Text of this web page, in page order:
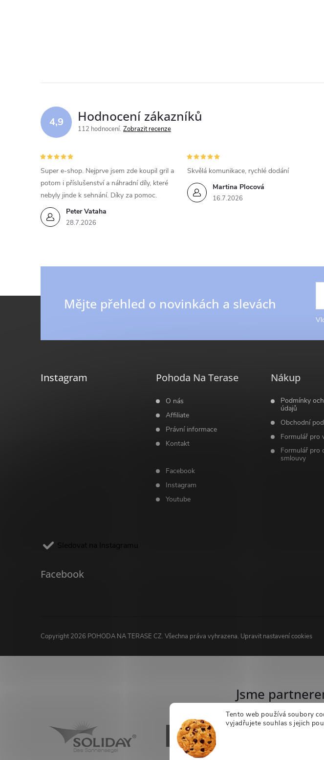
Tento web používá soubory
vyjadřujete souhlas s jejich
d
a
c
í
p
r
v
y
i
u
4,9 Hodnocení zákazníků
112 hodnocení Zobrazit recenze
Peter Vataha
28.7.2026
Super e-shop. Nejprve jsem zde koupil gril a
potom i příslušenství a náhradní díly, které
nebyly jinde k sehnání. Díky za pomoc.
Martina Plocová
16.7.2026
Skvělá komunikace, rychlé dodání
Mějte přehled o novinkách a slevách
Instagram
Sledovat na Instagramu
Pohoda Na Terase
O nás
Affiliate
Právní informace
Kontakt
Facebook
Instagram
Youtube
Nákup
Podmínky
údajů
Obchodní
Formulář pro
Formulář pro
smlouvy
Facebook
Copyright 2026 POHODA NA TERASE CZ. Všechna práva vyhrazena. Upravit nastavení cookies
Jsme